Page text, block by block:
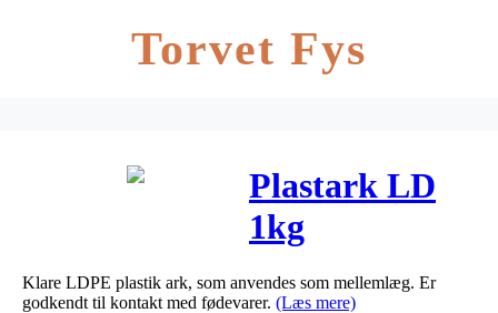
Torvet Fys
Plastark LD
1kg
Klare LDPE plastik ark, som anvendes som mellemlæg. Er
godkendt til kontakt med fødevarer. (Læs mere)